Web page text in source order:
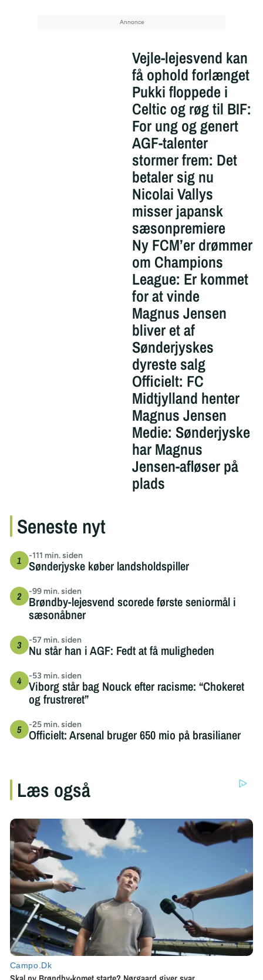
Vejle-lejesvend kan
få ophold forlænget
Pukki floppede i
Celtic og røg til BIF:
For ung og genert
AGF-talenter
stormer frem: Det
betaler sig nu
Nicolai Vallys
misser japansk
sæsonpremiere
Ny FCM’er drømmer
om Champions
League: Er kommet
for at vinde
Magnus Jensen
bliver et af
Sønderjyskes
dyreste salg
Officielt: FC
Midtjylland henter
Magnus Jensen
Medie: Sønderjyske
har Magnus
Jensen-afløser på
plads
Seneste nyt
-111 min. siden
Sønderjyske køber landsholdspiller
-99 min. siden
Brøndby-lejesvend scorede første seniormål i
sæsonåbner
-57 min. siden
Nu står han i AGF: Fedt at få muligheden
-53 min. siden
Viborg står bag Nouck efter racisme: “Chokeret
og frustreret”
-25 min. siden
Officielt: Arsenal bruger 650 mio på brasilianer